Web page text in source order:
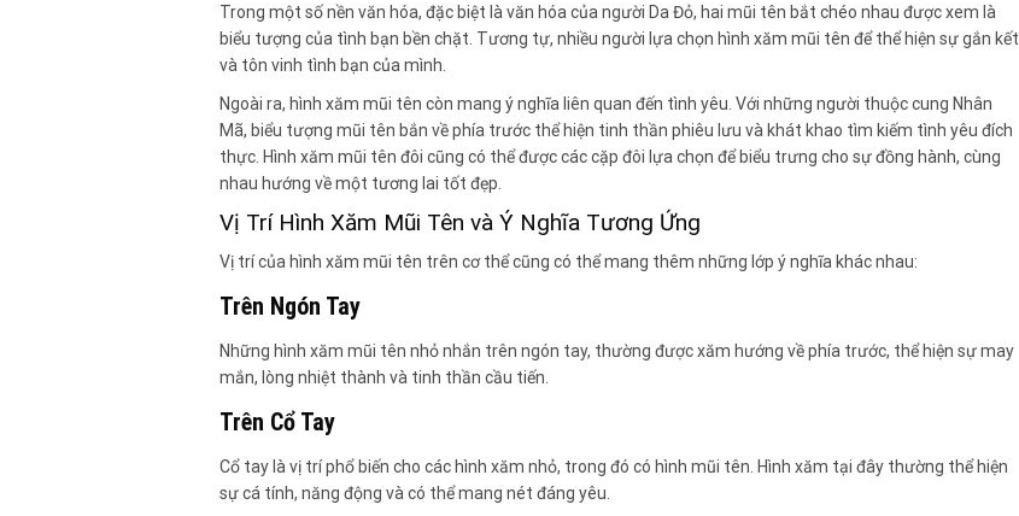
Trong một số nền văn hóa, đặc biệt là văn hóa của người Da Đỏ, hai mũi tên bắt chéo nhau được xem là
biểu tượng của tình bạn bền chặt. Tương tự, nhiều người lựa chọn hình xăm mũi tên để thể hiện sự gắn kết
và tôn vinh tình bạn của mình.
Ngoài ra, hình xăm mũi tên còn mang ý nghĩa liên quan đến tình yêu. Với những người thuộc cung Nhân
Mã, biểu tượng mũi tên bắn về phía trước thể hiện tinh thần phiêu lưu và khát khao tìm kiếm tình yêu đích
thực. Hình xăm mũi tên đôi cũng có thể được các cặp đôi lựa chọn để biểu trưng cho sự đồng hành, cùng
nhau hướng về một tương lai tốt đẹp.
Vị Trí Hình Xăm Mũi Tên và Ý Nghĩa Tương Ứng
Vị trí của hình xăm mũi tên trên cơ thể cũng có thể mang thêm những lớp ý nghĩa khác nhau:
Trên Ngón Tay
Những hình xăm mũi tên nhỏ nhắn trên ngón tay, thường được xăm hướng về phía trước, thể hiện sự may
mắn, lòng nhiệt thành và tinh thần cầu tiến.
Trên Cổ Tay
Cổ tay là vị trí phổ biến cho các hình xăm nhỏ, trong đó có hình mũi tên. Hình xăm tại đây thường thể hiện
sự cá tính, năng động và có thể mang nét đáng yêu.